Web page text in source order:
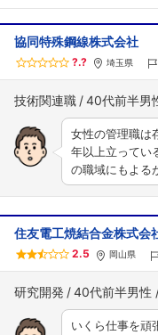
協同特殊鋼線株式会社
?.? 埼玉県
技術関連職 40代前半男
女性の管理職は
年以上立ってい
の職域にもよる
住友電工焼結合金株式会
2.5 岡山県
研究開発 40代前半男性
いくら仕事を頑